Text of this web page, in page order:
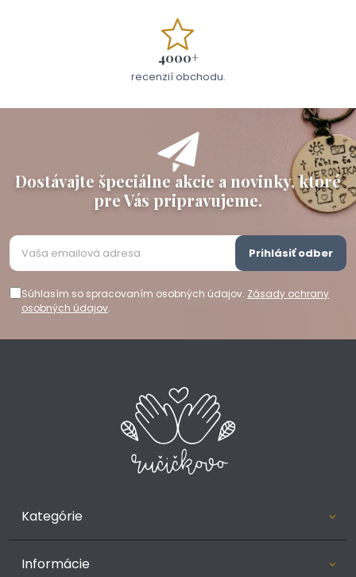
4000+
recenzií obchodu.
Dostávajte špeciálne akcie a novinky, ktoré
pre Vás pripravujeme.
Súhlasím so spracovaním osobných údajov. Zásady ochrany
osobných údajov.
Prihlásiť odber
Kategórie
Informácie